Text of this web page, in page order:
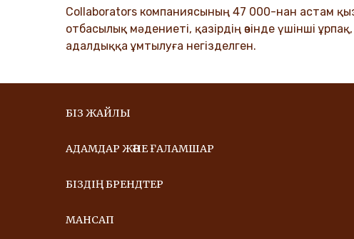
Collaborators компаниясының 47 000-нан астам
отбасылық мәдениеті, қазірдің өзінде үшінші
адалдыққа ұмтылуға негізделген.
БІЗ ЖАЙЛЫ
АДАМДАР ЖӘНЕ ҒАЛАМШАР
БІЗДІҢ БРЕНДТЕР
МАНСАП